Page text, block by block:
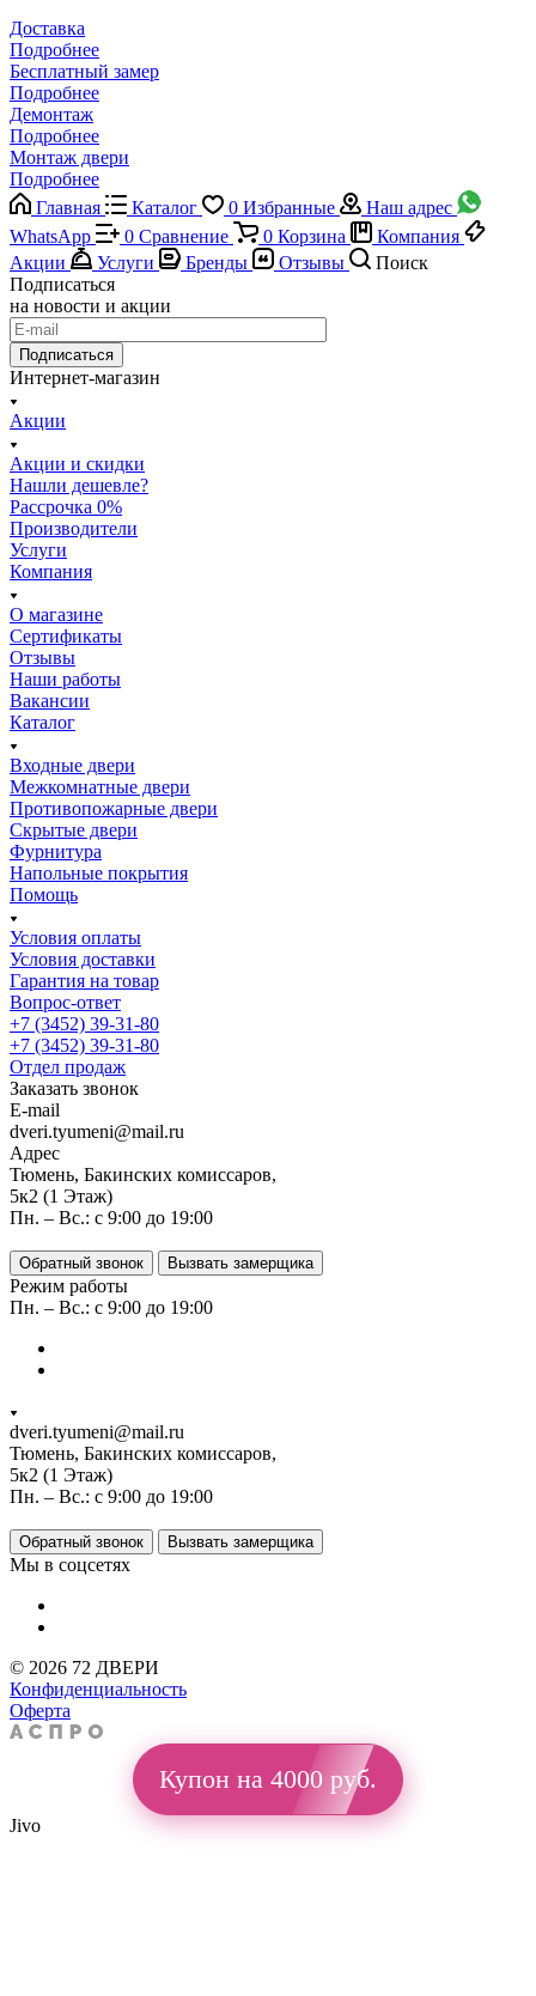
Доставка
Подробнее
Бесплатный замер
Подробнее
Демонтаж
Подробнее
Монтаж двери
Подробнее
Главная
Каталог 0 Избранные
Наш адрес
WhatsApp
0 Сравнение 0 Корзина
Компания
Акции
Услуги Бренды Отзывы
Поиск
Подписаться
на новости и акции
Подписаться
Интернет-магазин
Акции
Акции и скидки
Нашли дешевле?
Рассрочка 0%
Производители
Услуги
Компания
О магазине
Сертификаты
Отзывы
Наши работы
Вакансии
Каталог
Входные двери
Межкомнатные двери
Противопожарные двери
Скрытые двери
Фурнитура
Напольные покрытия
Помощь
Условия оплаты
Условия доставки
Гарантия на товар
Вопрос-ответ
+7 (3452) 39-31-80
+7 (3452) 39-31-80
Отдел продаж
Заказать звонок
E-mail
dveri.tyumeni@mail.ru
Адрес
Тюмень, Бакинских комиссаров,
5к2 (1 Этаж)
Пн. – Вс.: с 9:00 до 19:00
Обратный звонок Вызвать замерщика
Режим работы
Пн. – Вс.: с 9:00 до 19:00
dveri.tyumeni@mail.ru
Тюмень, Бакинских комиссаров,
5к2 (1 Этаж)
Пн. – Вс.: с 9:00 до 19:00
Обратный звонок Вызвать замерщика
Мы в соцсетях
© 2026 72 ДВЕРИ
Конфиденциальность
Оферта
Купон на 4000 руб.
Jivo